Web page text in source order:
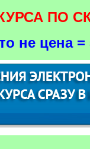
ПО
не цена =